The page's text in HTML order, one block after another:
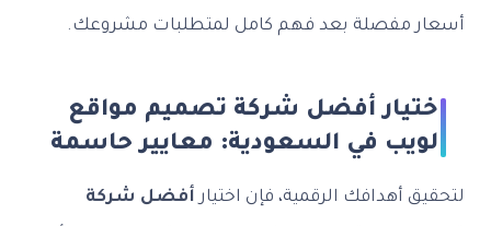
أسعار مفصلة بعد فهم كامل لمتطلبات مشروعك.
اختيار أفضل شركة تصميم مواقع
الويب في السعودية: معايير حاسمة
لتحقيق أهدافك الرقمية، فإن اختيارأفضل شركة